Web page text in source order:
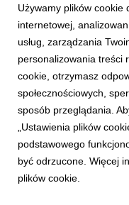
GAMING
ROG Xbox Ally i
sprzedaży 16
20 sierpnia 2025
Światowa premiera
już na Gamescom 2025.
Używamy plików cookie
internetowej,
usług, zarządzania
personalizowania treści
cookie, otrzymasz
społecznościowych,
sposób przeglądania.
„Ustawienia plików
podstawowego
być odrzucone. Więcej
plików cookie.